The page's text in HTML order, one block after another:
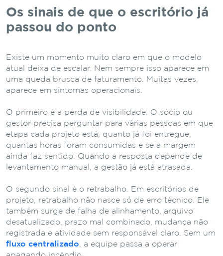
Os sinais de que o escritório já
passou do ponto
Existe um momento muito claro em que o modelo
atual deixa de escalar. Nem sempre isso aparece em
uma queda brusca de faturamento. Muitas vezes,
aparece em sintomas operacionais.
O primeiro é a perda de visibilidade. O sócio ou
gestor precisa perguntar para várias pessoas em que
etapa cada projeto está, quanto já foi entregue,
quantas horas foram consumidas e se a margem
ainda faz sentido. Quando a resposta depende de
levantamento manual, a gestão já está atrasada.
O segundo sinal é o retrabalho. Em escritórios de
projeto, retrabalho não nasce só de erro técnico. Ele
também surge de falha de alinhamento, arquivo
desatualizado, prazo mal combinado, mudança não
registrada e atividade sem responsável claro. Sem um
fluxo centralizado , a equipe passa a operar